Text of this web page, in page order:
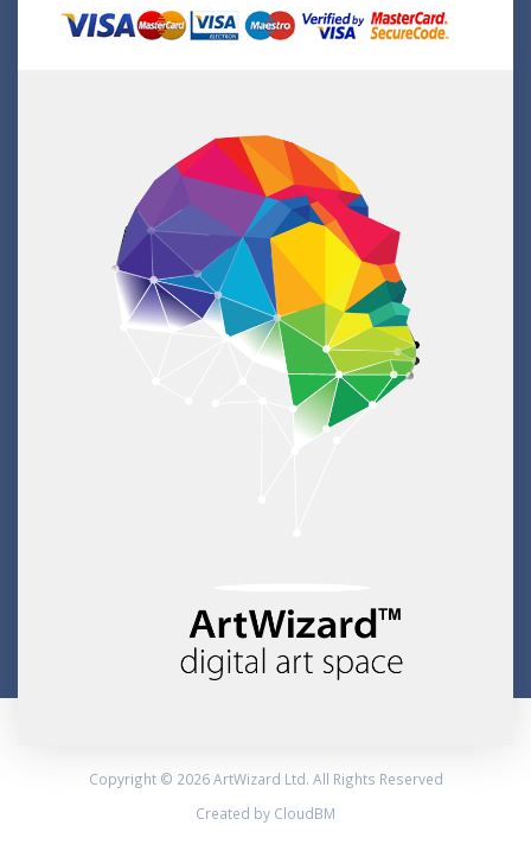
Copyright © 2026 ArtWizard Ltd. All Rights Reserved
Created by CloudBM